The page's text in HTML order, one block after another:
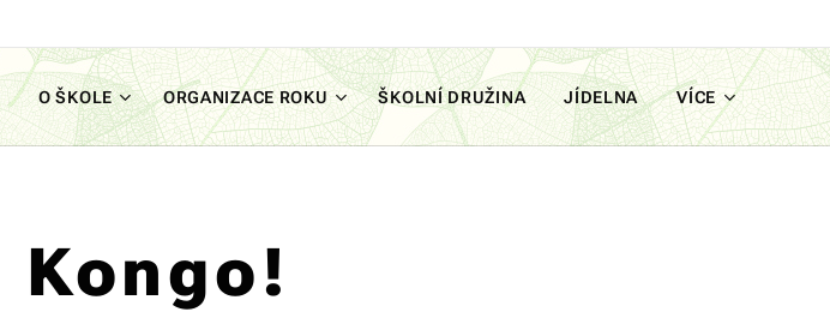
O ŠKOLE ORGANIZACE ROKU ŠKOLNÍ DRUŽINA JÍDELNA VÍCE
Kongo!